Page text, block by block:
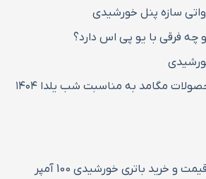
سازه پنل خورشیدی
فرقی با یو پی اس دارد؟
مگامد به مناسبت شب یلدا ۱۴۰۴
قیمت و خرید باتری خورشیدی 100 آمپر